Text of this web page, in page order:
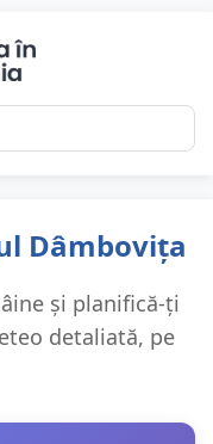
Dâmbovița
și planifică-ți
detaliată, pe